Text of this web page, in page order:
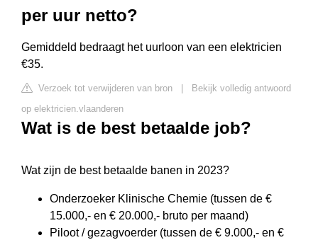
per uur netto?
Gemiddeld bedraagt het uurloon van een elektricien
€35.
Verzoek tot verwijderen van bron
Bekijk volledig antwoord
op elektricien.vlaanderen
Wat is de best betaalde job?
Wat zijn de best betaalde banen in 2023?
Onderzoeker Klinische Chemie (tussen de €
15.000,- en € 20.000,- bruto per maand)
Piloot / gezagvoerder (tussen de € 9.000,- en €